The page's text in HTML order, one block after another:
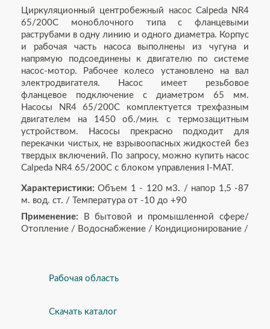
Циркуляционный центробежный насос Calpeda NR4
65/200C моноблочного типа с фланцевыми
раструбами в одну линию и одного диаметра. Корпус
и рабочая часть насоса выполнены из чугуна и
напрямую подсоединены к двигателю по системе
насос-мотор. Рабочее колесо установлено на вал
электродвигателя. Насос имеет резьбовое
фланцевое подключение с диаметром 65 мм.
Насосы NR4 65/200C комплектуется трехфазным
двигателем на 1450 об./мин. с термозащитным
устройством. Насосы прекрасно подходит для
перекачки чистых, не взрывоопасных жидкостей без
твердых включений. По запросу, можно купить насос
Calpeda NR4 65/200C с блоком управления I-MAT.
Характеристики: Объем 1 - 120 м3. / напор 1,5 -87
м. вод. ст. / Температура от -10 до +90
Применение: В бытовой и промышленной сфере/
Отопление / Водоснабжение / Кондиционирование /
Рабочая область
Скачать каталог